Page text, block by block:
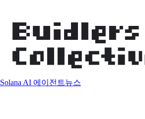
Solana AI 에이전트뉴스